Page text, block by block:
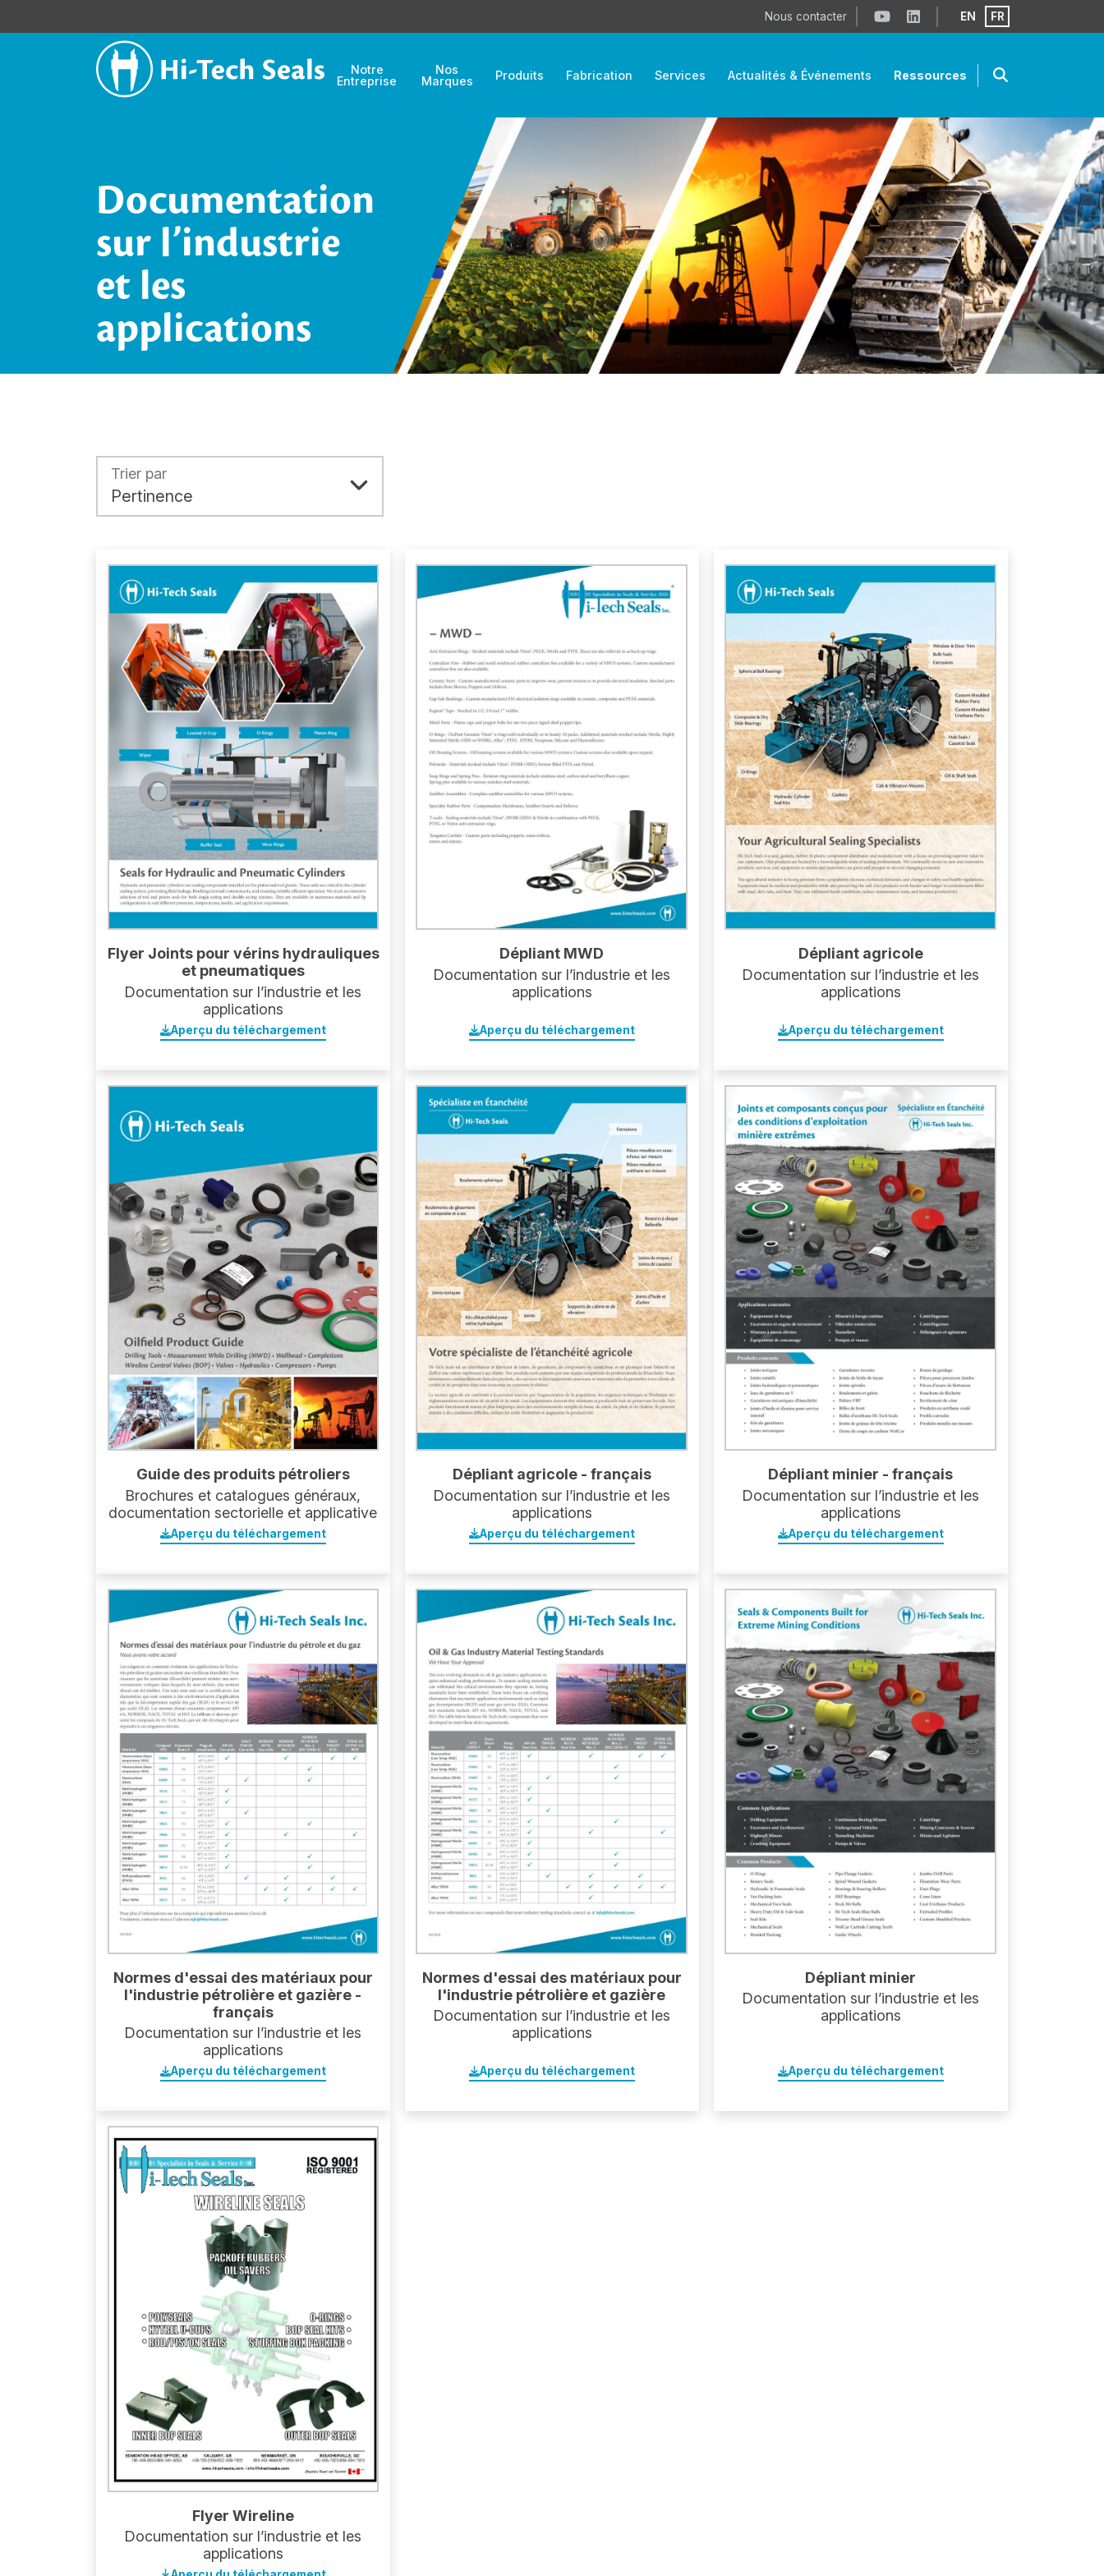
Nous contacter EN FR
Notre
Entreprise
Nos
Marques
Produits Fabrication Services Actualités & Événements Ressources
Documentation
sur l’industrie
et les
applications
Trier par
Pertinence
Flyer Joints pour vérins hydrauliques
et pneumatiques
Documentation sur l’industrie et les
applications
Aperçu du téléchargement
Dépliant MWD
Documentation sur l’industrie et les
applications
Aperçu du téléchargement
Dépliant agricole
Documentation sur l’industrie et les
applications
Aperçu du téléchargement
Guide des produits pétroliers
Brochures et catalogues généraux,
documentation sectorielle et applicative
Aperçu du téléchargement
Dépliant agricole - français
Documentation sur l’industrie et les
applications
Aperçu du téléchargement
Dépliant minier - français
Documentation sur l’industrie et les
applications
Aperçu du téléchargement
Normes d'essai des matériaux pour
l'industrie pétrolière et gazière -
français
Documentation sur l’industrie et les
applications
Aperçu du téléchargement
Normes d'essai des matériaux pour
l'industrie pétrolière et gazière
Documentation sur l’industrie et les
applications
Aperçu du téléchargement
Dépliant minier
Documentation sur l’industrie et les
applications
Aperçu du téléchargement
Flyer Wireline
Documentation sur l’industrie et les
applications